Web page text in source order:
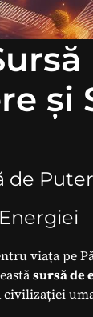
și
de
viața pe
sursă de
civilizației